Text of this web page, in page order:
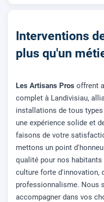
Interventions
plus qu'un
Les Artisans Pros offrent
complet à Landivisiau,
installations de tous
une expérience solide et
faisons de votre
mettons un point
qualité pour nos habitants
culture forte d'innovation,
professionnalisme. Nous
accompagner dans vos